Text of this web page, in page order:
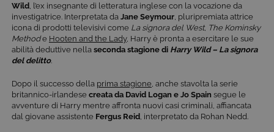
Wild , l’ex insegnante di letteratura inglese con la vocazione da
investigatrice. Interpretata da Jane Seymour , pluripremiata attrice
icona di prodotti televisivi come La signora del West, The Kominsky
Methode Hooten and the Lady, Harry è pronta a esercitare le sue
abilità deduttive nella seconda stagione di Harry Wild – La signora
del delitto.
Dopo il successo della prima stagione , anche stavolta la serie
britannico-irlandese creata da David Logan e Jo Spain segue le
avventure di Harry mentre affronta nuovi casi criminali, affiancata
dal giovane assistente Fergus Reid , interpretato da Rohan Nedd.